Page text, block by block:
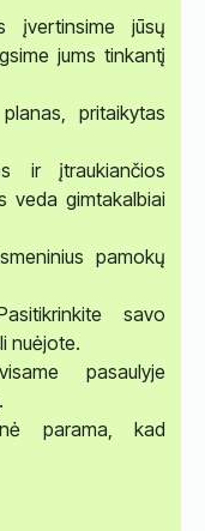
įvertinsime jūsų
jums tinkantį
pritaikytas
ir įtraukiančios
veda gimtakalbiai
pamokų
savo
nuėjote.
pasaulyje
parama, kad